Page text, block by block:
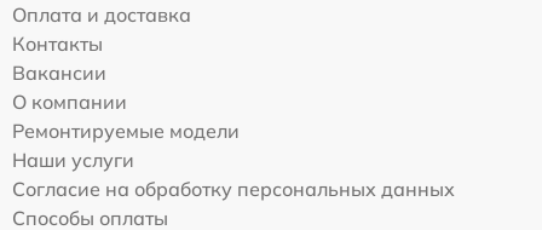
Оплата и доставка
Контакты
Вакансии
О компании
Ремонтируемые модели
Наши услуги
Согласие на обработку персональных данных
Способы оплаты